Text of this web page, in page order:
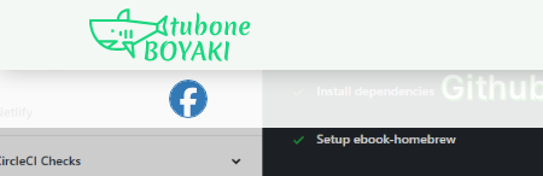
Japanese IT Developer's Blog tubone